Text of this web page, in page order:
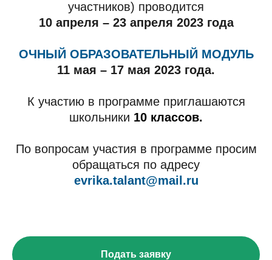
участников) проводится
10 апреля – 23 апреля 2023 года
ОЧНЫЙ ОБРАЗОВАТЕЛЬНЫЙ МОДУЛЬ
11 мая – 17 мая 2023 года.
К участию в программе приглашаются
школьники 10 классов.
По вопросам участия в программе просим
обращаться по адресу
evrika.talant@mail.ru
Подать заявку